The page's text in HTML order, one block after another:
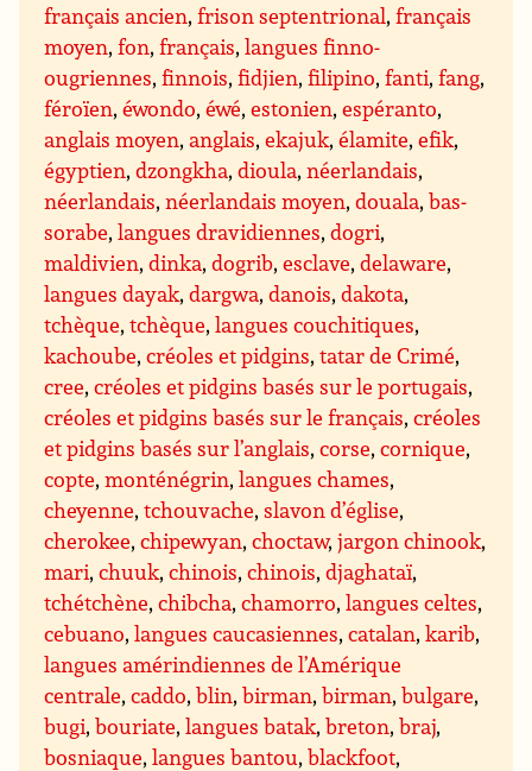
français ancien,frison septentrional,français
moyen,fon,français,langues finno-
ougriennes,finnois,fidjien,filipino,fanti,fang,
féroïen,éwondo,éwé,estonien,espéranto,
anglais moyen,anglais,ekajuk,élamite,efik,
égyptien,dzongkha,dioula,néerlandais,
néerlandais,néerlandais moyen,douala,bas-
sorabe,langues dravidiennes,dogri,
maldivien,dinka,dogrib,esclave,delaware,
langues dayak,dargwa,danois,dakota,
tchèque,tchèque,langues couchitiques,
kachoube,créoles et pidgins,tatar de Crimé,
cree,créoles et pidgins basés sur le portugais,
créoles et pidgins basés sur le français,créoles
et pidgins basés sur l’anglais,corse,cornique,
copte,monténégrin,langues chames,
cheyenne,tchouvache,slavon d’église,
cherokee,chipewyan,choctaw,jargon chinook,
mari,chuuk,chinois,chinois,djaghataï,
tchétchène,chibcha,chamorro,langues celtes,
cebuano,langues caucasiennes,catalan,karib,
langues amérindiennes de l’Amérique
centrale,caddo,blin,birman,birman,bulgare,
bugi,bouriate,langues batak,breton,braj,
bosniaque,langues bantou,blackfoot,